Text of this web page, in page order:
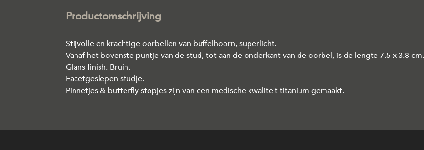
Productomschrijving
Stijvolle en krachtige oorbellen van buffelhoorn, superlicht.
Vanaf het bovenste puntje van de stud, tot aan de onderkant van de oorbel, is de lengte 7.5 x 3.8 cm.
Glans finish. Bruin.
Facetgeslepen studje.
Pinnetjes & butterfly stopjes zijn van een medische kwaliteit titanium gemaakt.